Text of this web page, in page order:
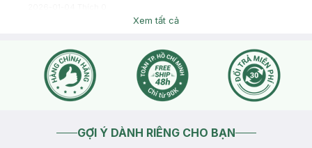
Xem tất cả
GỢI Ý DÀNH RIÊNG CHO BẠN